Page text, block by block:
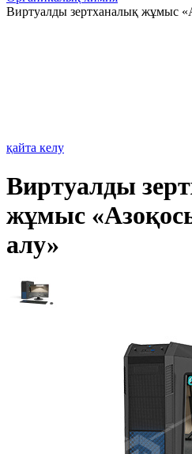
Виртуалды зертханалық жұмыс
қайта келу
Виртуалды
жұмыс
алу»